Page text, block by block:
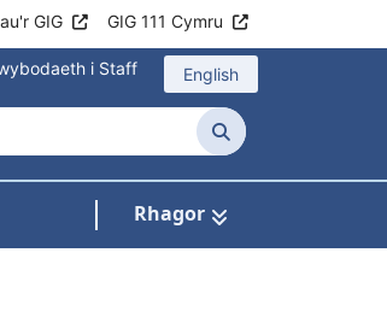
GIG GIG 111 Cymru
i Staff English
Chwilio
Rhagor